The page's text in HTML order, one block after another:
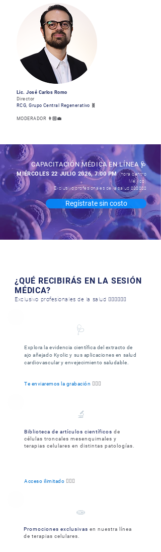
Lic. José Carlos Romo
Director
RCG, Grupo Central Regenerativo 🧬
MODERADOR 👨🏻‍💼
CAPACITACIÓN MÉDICA EN LÍNEA 🩺
MIÉRCOLES 22 JULIO 2026, 7:00 PM(hora centro
México)
Exclusivo profesionales de la salud👩🏻‍⚕️👨🏻‍⚕️
Regístrate sin costo
¿QUÉ RECIBIRÁS EN LA SESIÓN
MÉDICA?
Exclusivo profesionales de la salud 👩🏻‍⚕️👨🏻‍⚕️
🩺​
Explora la evidencia científica del extracto de
ajo añejado Kyolic y sus aplicaciones en salud
cardiovascular y envejecimiento saludable.
Te enviaremos la grabación 🧑🏻‍⚕️
🔬​
Biblioteca de artículos científicos de
células troncales mesenquimal es y
terapias celulares en distintas patologías
Acceso ilimitado 👨🏻‍⚕️
🧫​
Promociones exclusivas en nuestra línea
de terapias celulares.